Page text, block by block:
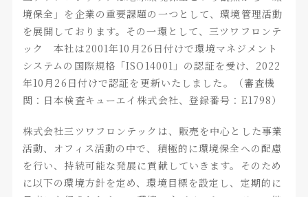
境保全」を企業の重要課題の一つとして、環境管理活動
を展開しております。その一環として、三ツワフロンテ
ック 本社は2001年10月26日付けで環境マネジメント
システムの国際規格「ISO14001」の認証を受け、2022
年10月26日付けで認証を更新いたしました。（審査機
関：日本検査キューエイ株式会社、登録番号：E1798）
株式会社三ツワフロンテックは、販売を中心とした事業
活動、オフィス活動の中で、積極的に環境保全への配慮
を行い、持続可能な発展に貢献していきます。そのため
に以下の環境方針を定め、環境目標を設定し、定期的に